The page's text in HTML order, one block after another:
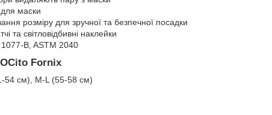
для маски
розміру для зручної та безпечної посадки
та світловідбивні наклейки
1077-B, ASTM 2040
Fornix
54 см), M-L (55-58 см)